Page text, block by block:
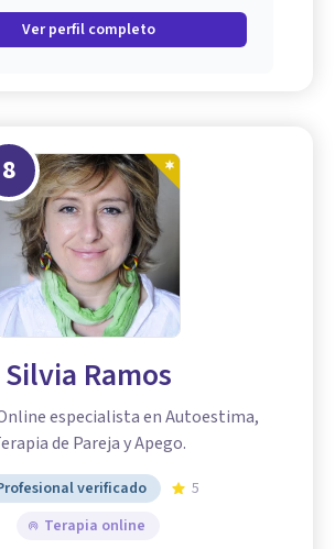
Ver perfil completo
8
Silvia Ramos
especialista en Autoestima,
de Pareja y Apego.
verificado
5
Terapia online